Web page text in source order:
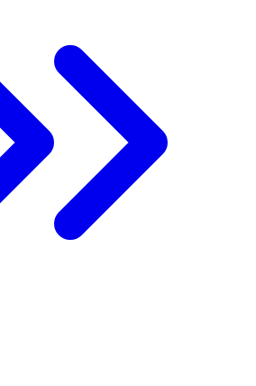
ทุกข์ทรมานอย่างไม่สิ้นสุดความล่ม
ถูกเหยียดหยามจากคนรอบข้าง และ
ดกินจิตใจ ทั้งหมดนี้ล้วนกดดันชีวิตใหม่